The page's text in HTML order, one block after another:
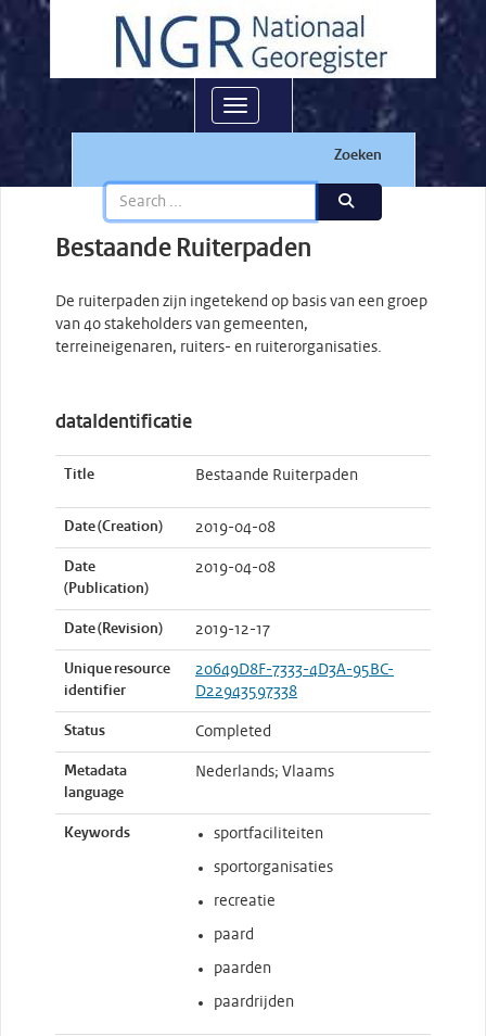
Toggle navigation
Zoeken
Bestaande Ruiterpaden
De ruiterpaden zijn ingetekend op basis van een groep
van 40 stakeholders van gemeenten,
terreineigenaren, ruiters- en ruiterorganisaties.
dataIdentificatie
Title Bestaande Ruiterpaden
Date (Creation) 2019-04-08
Date
(Publication)
2019-04-08
Date (Revision) 2019-12-17
Unique resource
identifier
20649D8F-7333-4D3A-95BC-
D22943597338
Status Completed
Metadata
language
Nederlands; Vlaams
Keywords sportfaciliteiten
sportorganisaties
recreatie
paard
paarden
paardrijden